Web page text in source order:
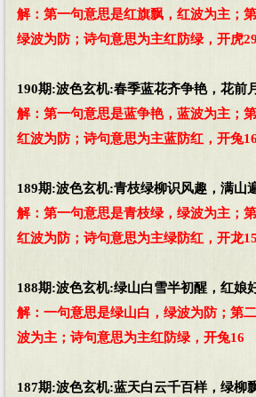
解：第一句意思是红旗飘，红波为主；
绿波为防；诗句意思为主红防绿，开虎29
190期:波色玄机:春季蓝花齐争艳，花前
解：第一句意思是蓝争艳，蓝波为主；
红波为防；诗句意思为主蓝防红，开兔16
189期:波色玄机:青枝绿柳识风趣，满山
解：第一句意思是青枝绿，绿波为主；
红波为防；诗句意思为主绿防红，开龙15
188期:波色玄机:绿山白雪半初醒，红娘
解：一句意思是绿山白，绿波为防；第
波为主；诗句意思为主红防绿，开兔16
187期:波色玄机:蓝天白云千百样，绿柳